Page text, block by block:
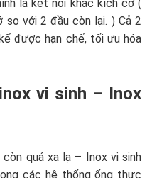
là kết nối khác kích cỡ (
với 2 đầu còn lại. ) Cả 2
được hạn chế, tối ưu hóa
vi sinh – Inox
còn quá xa lạ – Inox vi sinh
các hệ thống ống thực